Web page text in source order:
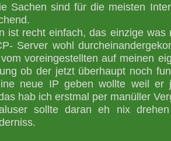
Sachen sind für die meisten
ist recht einfach, das einzige was
Server wohl
voreingestellten auf meinen
ob der jetzt überhaupt noch
neue IP geben wollte weil
hab ich erstmal per manüller
sollte daran eh nix